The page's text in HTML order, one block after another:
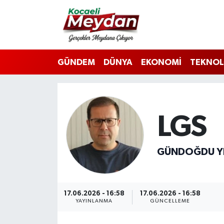
GÜNDEM DÜNYA EKONOMİ
LGS
GÜNDOĞDU
17.06.2026 - 16:58
YAYINLANMA
17.06.2026 - 16:58
GÜNCELLEME
Nöbetçi Eczaneler
Hava Durumu
Süper Lig Puan Durumu ve Fikstür
Tüm Manşetler
Son Dakika Haberleri
Haber Arşivi